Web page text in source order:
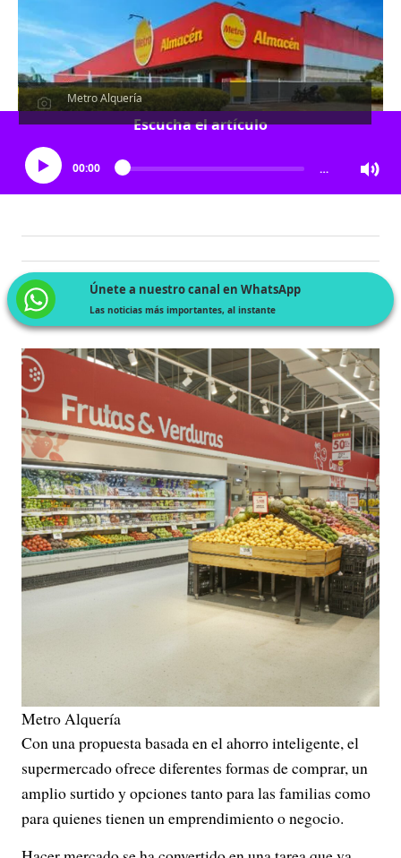
Metro Alquería
Escucha el artículo
00:00 …
Únete a nuestro canal en WhatsApp
Las noticias más importantes, al instante
Metro Alquería
Con una propuesta basada en el ahorro inteligente, el
supermercado ofrece diferentes formas de comprar, un
amplio surtido y opciones tanto para las familias como
para quienes tienen un emprendimiento o negocio.